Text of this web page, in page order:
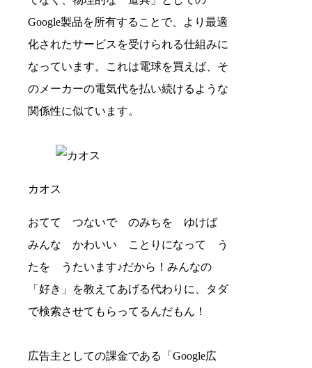
Google製品を所有することで、より最適
化されたサービスを受けられる仕組みに
なっています。これは電球を買えば、そ
のメーカーの電気代を払い続けるような
関係性に似ています。
カオス
おてて つないで のみちを ゆけば
みんな かわいい ことりになって う
たを うたいます♪だから！みんなの
「好き」を教えてあげる代わりに、タダ
で検索させてもらってるんだもん！
広告主としての課金である「Google広